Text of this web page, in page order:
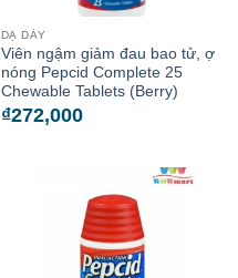
DẠ DÀY
Viên ngậm giảm đau bao tử, ợ
nóng Pepcid Complete 25
Chewable Tablets (Berry)
₫272,000